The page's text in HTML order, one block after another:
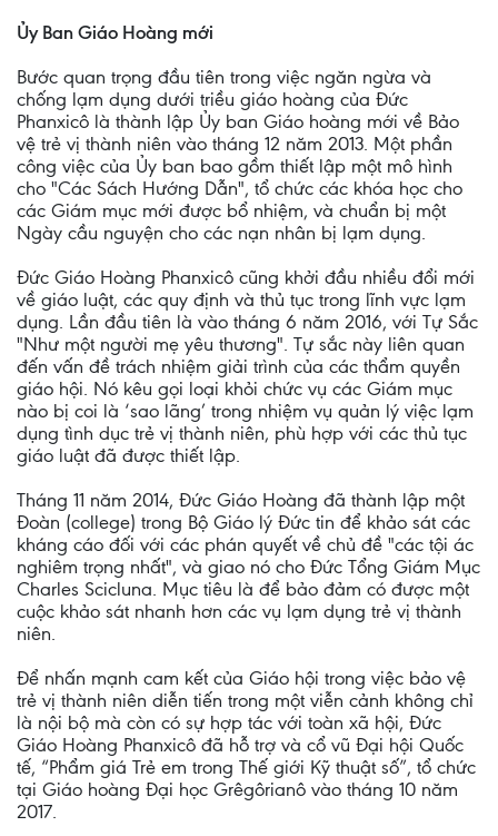
Ủy Ban Giáo Hoàng mới
Bước quan trọng đầu tiên trong việc ngăn ngừa và
chống lạm dụng dưới triều giáo hoàng của Đức
Phanxicô là thành lập Ủy ban Giáo hoàng mới về Bảo
vệ trẻ vị thành niên vào tháng 12 năm 2013. Một phần
công việc của Ủy ban bao gồm thiết lập một mô hình
cho "Các Sách Hướng Dẫn", tổ chức các khóa học cho
các Giám mục mới được bổ nhiệm, và chuẩn bị một
Ngày cầu nguyện cho các nạn nhân bị lạm dụng.
Đức Giáo Hoàng Phanxicô cũng khởi đầu nhiều đổi mới
về giáo luật, các quy định và thủ tục trong lĩnh vực lạm
dụng. Lần đầu tiên là vào tháng 6 năm 2016, với Tự Sắc
"Như một người mẹ yêu thương". Tự sắc này liên quan
đến vấn đề trách nhiệm giải trình của các thẩm quyền
giáo hội. Nó kêu gọi loại khỏi chức vụ các Giám mục
nào bị coi là ‘sao lãng’ trong nhiệm vụ quản lý việc lạm
dụng tình dục trẻ vị thành niên, phù hợp với các thủ tục
giáo luật đã được thiết lập.
Tháng 11 năm 2014, Đức Giáo Hoàng đã thành lập một
Đoàn (college) trong Bộ Giáo lý Đức tin để khảo sát các
kháng cáo đối với các phán quyết về chủ đề "các tội ác
nghiêm trọng nhất", và giao nó cho Đức Tổng Giám Mục
Charles Scicluna. Mục tiêu là để bảo đảm có được một
cuộc khảo sát nhanh hơn các vụ lạm dụng trẻ vị thành
niên.
Để nhấn mạnh cam kết của Giáo hội trong việc bảo vệ
trẻ vị thành niên diễn tiến trong một viễn cảnh không chỉ
là nội bộ mà còn có sự hợp tác với toàn xã hội, Đức
Giáo Hoàng Phanxicô đã hỗ trợ và cổ vũ Đại hội Quốc
tế, “Phẩm giá Trẻ em trong Thế giới Kỹ thuật số”, tổ chức
tại Giáo hoàng Đại học Grêgôrianô vào tháng 10 năm
2017.